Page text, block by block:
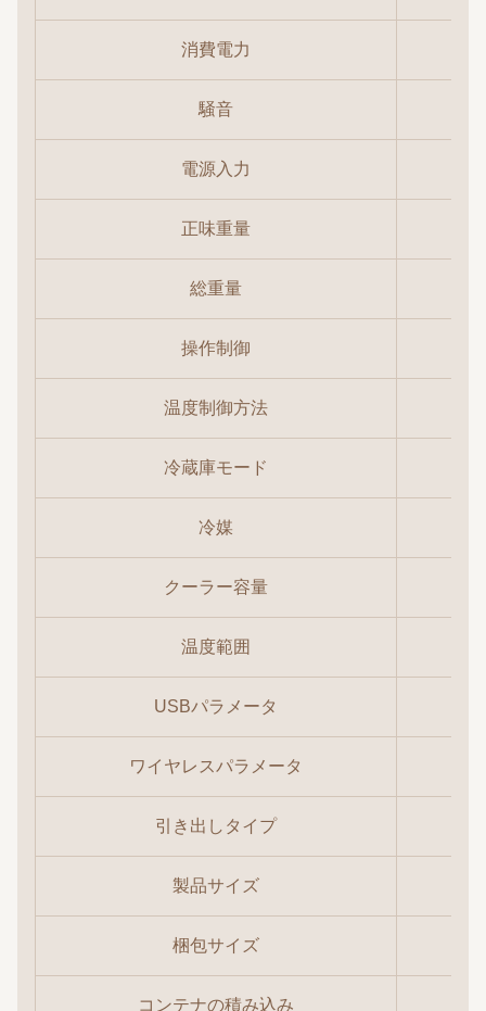
消費電力
騒音
電源入力
正味重量
総重量
操作制御
温度制御方法
冷蔵庫モード
冷媒
クーラー容量
温度範囲
USBパラメータ
ワイヤレスパラメータ
引き出しタイプ
製品サイズ
梱包サイズ
コンテナの積み込み